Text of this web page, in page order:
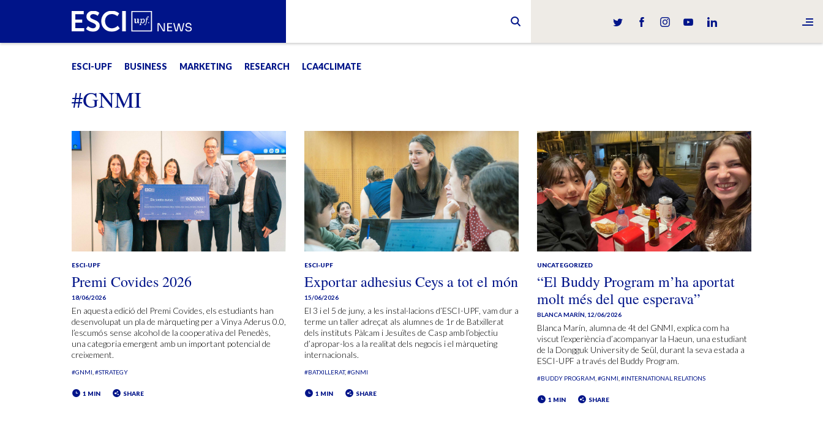
ESCI-UPF BUSINESS MARKETING RESEARCH LCA4CLIMATE
#GNMI
ESCI-UPF
Premi Covides 2026
18/06/2026
En aquesta edició del Premi Covides, els estudiants han
desenvolupat un pla de màrqueting per a Vinya Aderus 0.0,
l’escumós sense alcohol de la cooperativa del Penedès,
una categoria emergent amb un important potencial de
creixement.
#GNMI #STRATEGY
1 MIN SHARE
ESCI-UPF
Exportar adhesius Ceys a tot el món
15/06/2026
El 3 i el 5 de juny, a les instal·lacions d’ESCI-UPF, vam dur a
terme un taller adreçat als alumnes de 1r de Batxillerat
dels instituts Pàlcam i Jesuïtes de Casp amb l’objectiu
d’apropar-los a la realitat dels negocis i el màrqueting
internacionals.
#BATXILLERAT #GNMI
1 MIN SHARE
UNCATEGORIZED
“El Buddy Program m’ha aportat
molt més del que esperava”
BLANCA MARÍN 12/06/2026
Blanca Marín, alumna de 4t del GNMI, explica com ha
viscut l’experiència d’acompanyar la Haeun, una estudiant
de la Dongguk University de Seül, durant la seva estada a
ESCI-UPF a través del Buddy Program.
#BUDDY PROGRAM #GNMI #INTERNATIONAL RELATIONS
1 MIN SHARE